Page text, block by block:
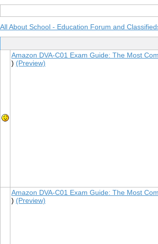
All About School - Education Forum and
Amazon DVA-C01 Exam Guide: The Most
) (Preview)
Amazon DVA-C01 Exam Guide: The Most
) (Preview)